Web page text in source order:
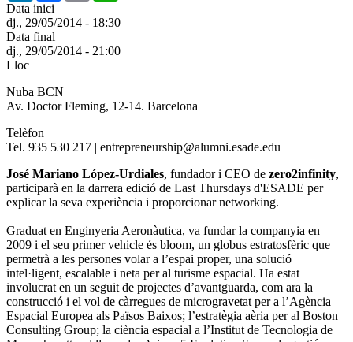
Data inici
dj., 29/05/2014 - 18:30
Data final
dj., 29/05/2014 - 21:00
Lloc
Nuba BCN
Av. Doctor Fleming, 12-14. Barcelona
Telèfon
Tel. 935 530 217 | entrepreneurship@alumni.esade.edu
José Mariano López-Urdiales, fundador i CEO de zero2infinity,
participarà en la darrera edició de Last Thursdays d'ESADE per
explicar la seva experiència i proporcionar networking.
Graduat en Enginyeria Aeronàutica, va fundar la companyia en
2009 i el seu primer vehicle és bloom, un globus estratosfèric que
permetrà a les persones volar a l’espai proper, una solució
intel·ligent, escalable i neta per al turisme espacial. Ha estat
involucrat en un seguit de projectes d’avantguarda, com ara la
construcció i el vol de càrregues de microgravetat per a l’Agència
Espacial Europea als Països Baixos; l’estratègia aèria per al Boston
Consulting Group; la ciència espacial a l’Institut de Tecnologia de